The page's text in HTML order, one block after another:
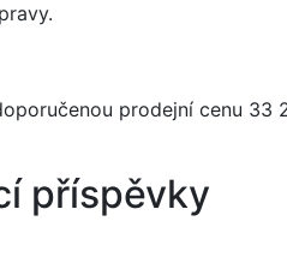
prodejní cenu 33
příspěvky